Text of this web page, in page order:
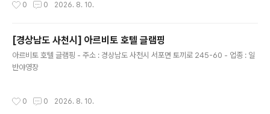
0 0 2026. 8. 10.
[경상남도 사천시] 아르비토 호텔 글램핑
아르비토 호텔 글램핑 - 주소 : 경상남도 사천시 서포면 토끼로 245-60 - 업종 : 일
반야영장
0 0 2026. 8. 10.